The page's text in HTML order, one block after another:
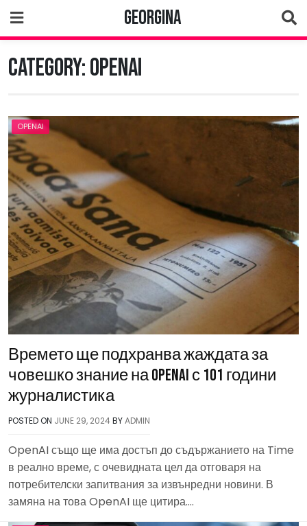
to
content
Georgina
Category:OpenAI
OPENAI
Времето ще подхранва жаждата за
човешко знание на OpenAI с 101 години
журналистика
POSTED ON JUNE 29, 2024BYADMIN
OpenAI също ще има достъп до съдържанието на Time
в реално време, с очевидната цел да отговаря на
потребителски запитвания за извънредни новини. В
замяна на това OpenAI ще цитира….